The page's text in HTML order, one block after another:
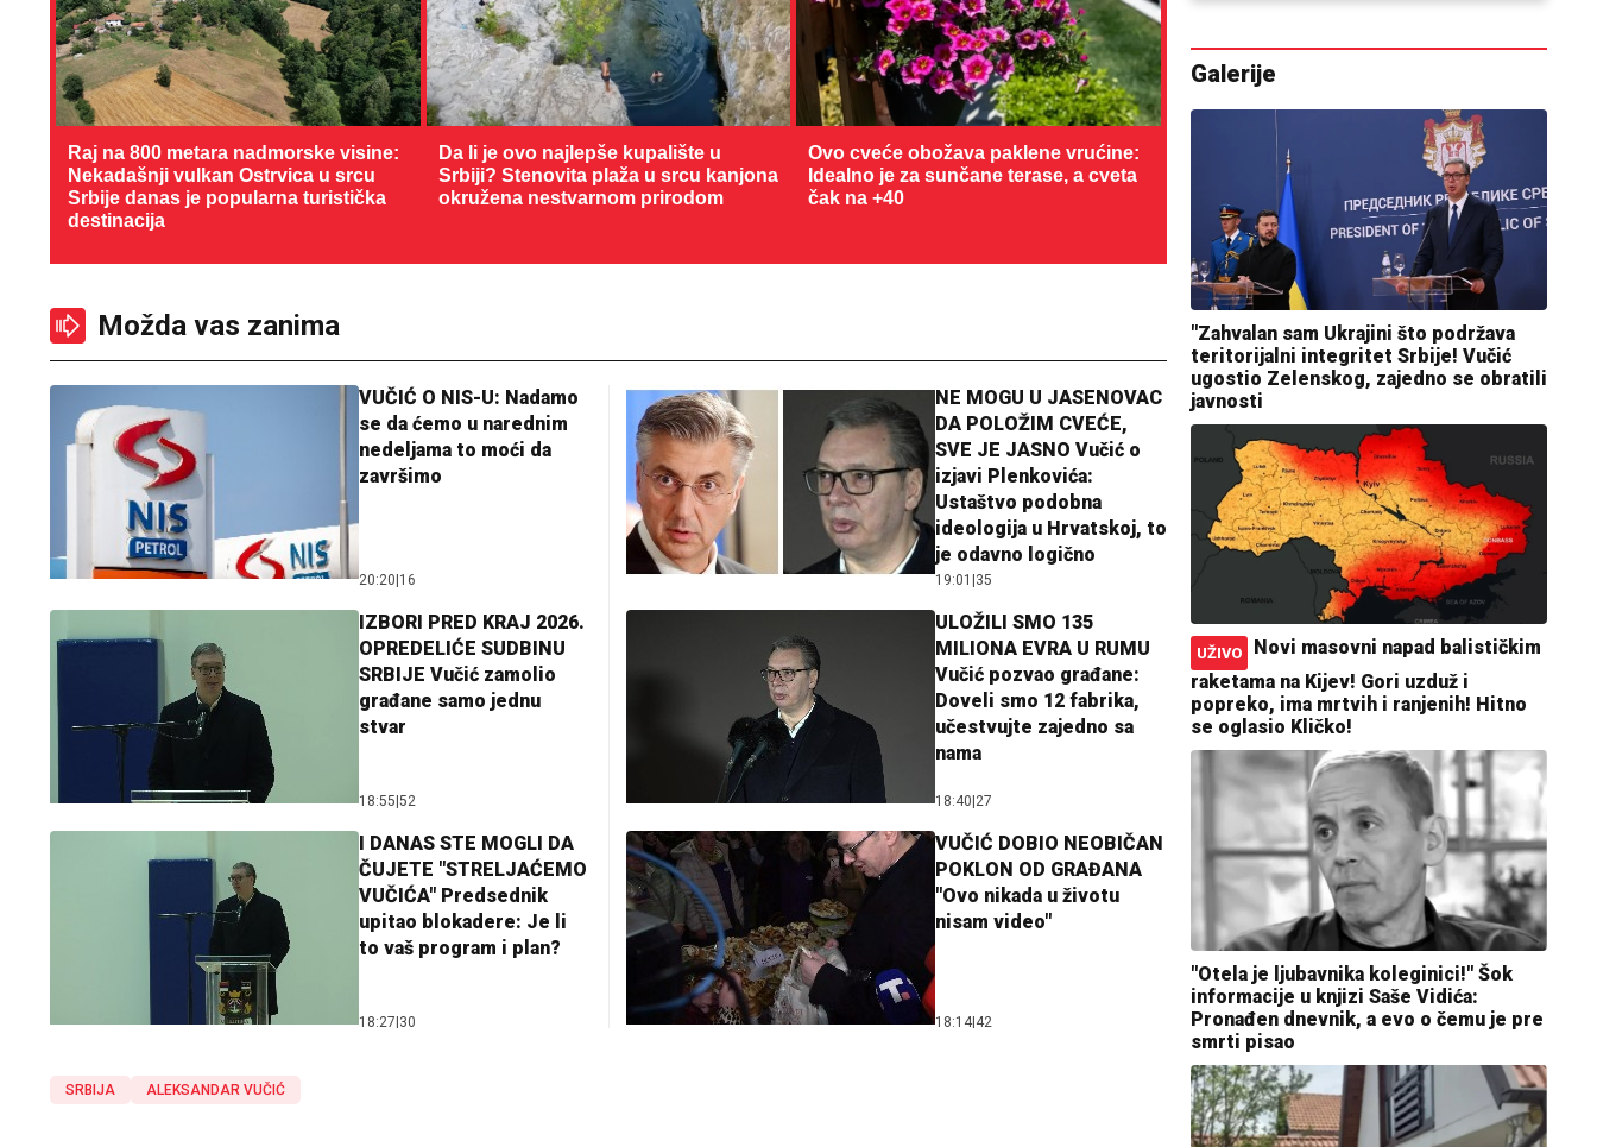
Raj na 800 metara nadmorske visine:
Nekadašnji vulkan Ostrvica u srcu
Srbije danas je popularna turistička
destinacija
Da li je ovo najlepše kupalište u
Srbiji? Stenovita plaža u srcu kanjona
okružena nestvarnom prirodom
Ovo cveće obožava paklene vrućine:
Idealno je za sunčane terase, a cveta
čak na +40
Možda vas zanima
VUČIĆ O NIS-U: Nadamo
se da ćemo u narednim
nedeljama to moći da
završimo
20:20 16
NE MOGU U JASENOVAC
DA POLOŽIM CVEĆE,
SVE JE JASNO Vučić o
izjavi Plenkovića:
Ustaštvo podobna
ideologija u Hrvatskoj, to
je odavno logično
19:01 35
IZBORI PRED KRAJ 2026.
OPREDELIĆE SUDBINU
SRBIJE Vučić zamolio
građane samo jednu
stvar
18:55 52
ULOŽILI SMO 135
MILIONA EVRA U RUMU
Vučić pozvao građane:
Doveli smo 12 fabrika,
učestvujte zajedno sa
nama
18:40 27
I DANAS STE MOGLI DA
ČUJETE "STRELJAĆEMO
VUČIĆA" Predsednik
upitao blokadere: Je li
to vaš program i plan?
18:27 30
VUČIĆ DOBIO NEOBIČAN
POKLON OD GRAĐANA
"Ovo nikada u životu
nisam video"
18:14 42
SRBIJA ALEKSANDAR VUČIĆ
Galerije
"Zahvalan sam Ukrajini što podržava
teritorijalni integritet Srbije! Vučić
ugostio Zelenskog, zajedno se obratili
javnosti
UŽIVO
Novi masovni napad balističkim
raketama na Kijev! Gori uzduž i
popreko, ima mrtvih i ranjenih! Hitno
se oglasio Kličko!
"Otela je ljubavnika koleginici!" Šok
informacije u knjizi Saše Vidića:
Pronađen dnevnik, a evo o čemu je pre
smrti pisao